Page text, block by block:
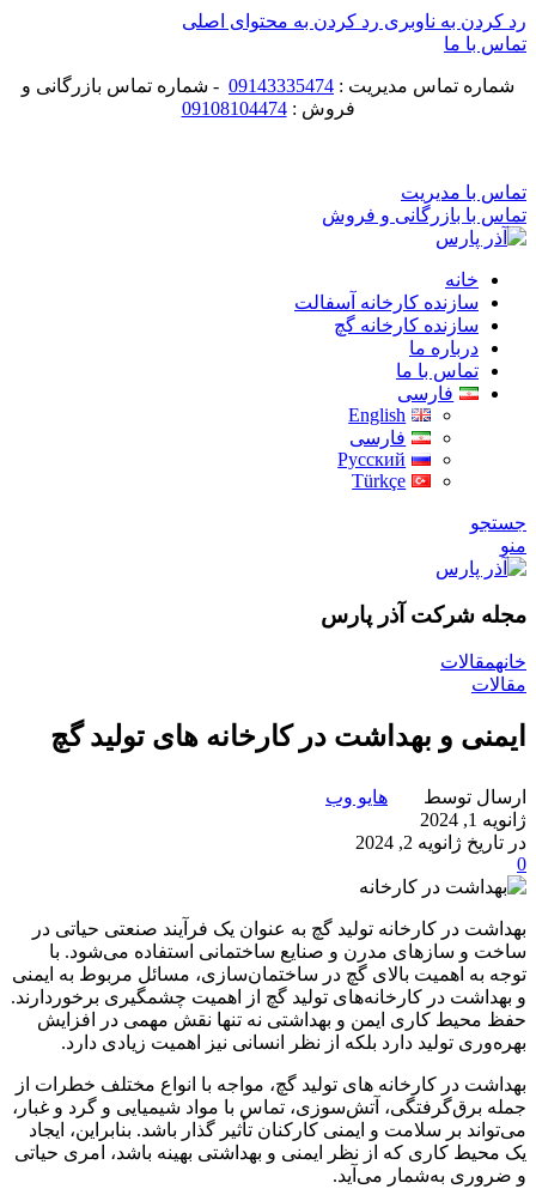
رد کردن به ناوبری رد کردن به محتوای اصلی
تماس با ما
شماره تماس مدیریت : 09143335474 - شماره تماس بازرگانی و
فروش :09108104474
تماس با مدیریت
تماس با بازرگانی و فروش
خانه
سازنده کارخانه آسفالت
سازنده کارخانه گچ
درباره ما
تماس با ما
فارسی
English
فارسی
Русский
Türkçe
جستجو
منو
مجله شرکت آذر پارس
خانهمقالات
مقالات
ایمنی و بهداشت در کارخانه های تولید گچ
ارسال توسط
هایو وب
ژانویه 1, 2024
در تاریخ ژانویه 2, 2024
0
بهداشت در کارخانه تولید گچ به عنوان یک فرآیند صنعتی حیاتی در
ساخت و سازهای مدرن و صنایع ساختمانی استفاده می‌شود. با
توجه به اهمیت بالای گچ در ساختمان‌سازی، مسائل مربوط به ایمنی
و بهداشت در کارخانه‌های تولید گچ از اهمیت چشمگیری برخوردارند.
حفظ محیط کاری ایمن و بهداشتی نه تنها نقش مهمی در افزایش
بهره‌وری تولید دارد بلکه از نظر انسانی نیز اهمیت زیادی دارد.
بهداشت در کارخانه های تولید گچ، مواجه با انواع مختلف خطرات از
جمله برق‌گرفتگی، آتش‌سوزی، تماس با مواد شیمیایی و گرد و غبار،
می‌تواند بر سلامت و ایمنی کارکنان تأثیر گذار باشد. بنابراین، ایجاد
یک محیط کاری که از نظر ایمنی و بهداشتی بهینه باشد، امری حیاتی
و ضروری به‌شمار می‌آید.